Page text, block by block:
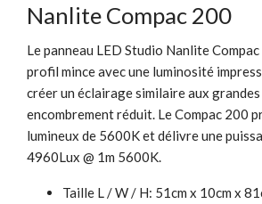
Nanlite Compac 200
Le panneau LED Studio Nanlite
profil mince avec une luminosité
créer un éclairage similaire aux
encombrement réduit. Le Compac 200
lumineux de 5600K et délivre une
4960Lux @ 1m 5600K.
Taille L / W / H: 51cm x 10cm x